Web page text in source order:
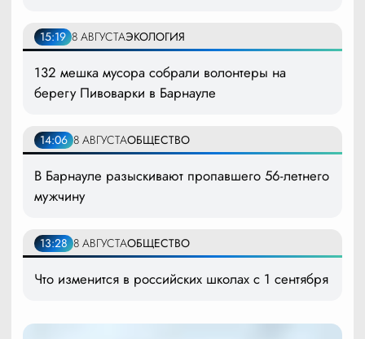
15:19 8 АВГУСТАЭКОЛОГИЯ
132 мешка мусора собрали волонтеры на
берегу Пивоварки в Барнауле
14:06 8 АВГУСТАОБЩЕСТВО
В Барнауле разыскивают пропавшего 56-летнего
мужчину
13:28 8 АВГУСТАОБЩЕСТВО
Что изменится в российских школах с 1 сентября